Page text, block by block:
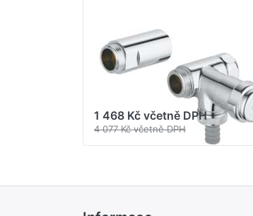
GROHE Originální
WAS® ventil
″baterie″ DN 20
Chrom #41043000
1 468 Kč včetně DPH
4 077 Kč včetně DPH